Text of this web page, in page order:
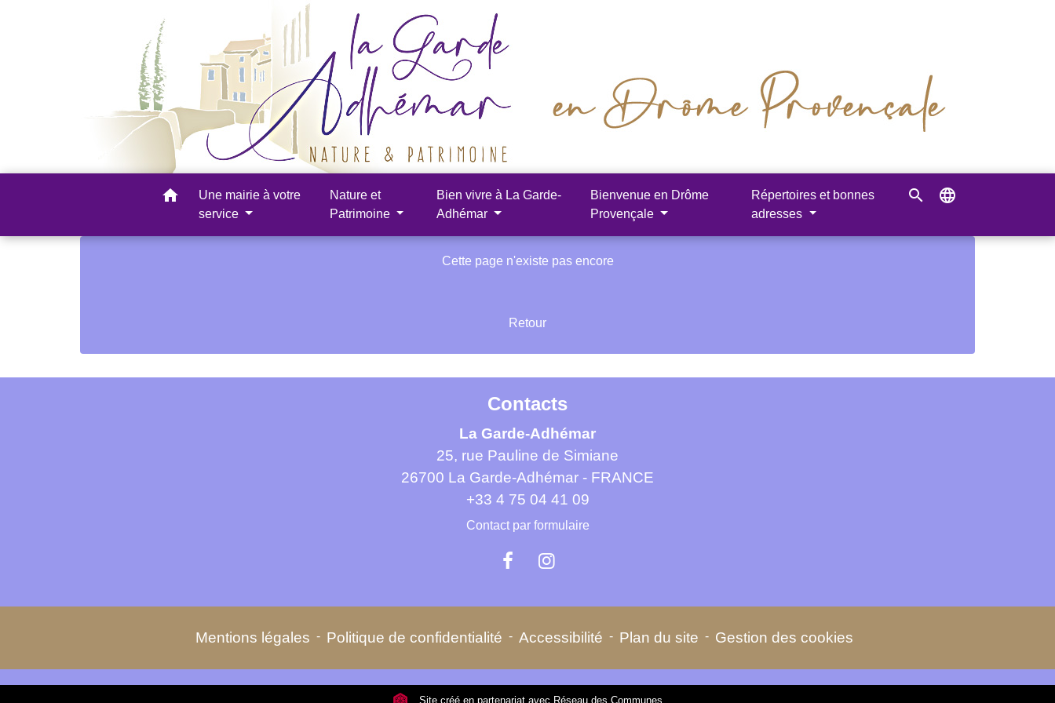
home
Une mairie à votre
service
Nature et
Patrimoine
Bien vivre à La Garde-
Adhémar
Bienvenue en Drôme
Provençale
Répertoires et bonnes
adresses
search language
Cette page n'existe pas encore
Retour
Contacts
La Garde-Adhémar
25, rue Pauline de Simiane
26700 La Garde-Adhémar - FRANCE
+33 4 75 04 41 09
Contact par formulaire
Mentions légales - Politique de confidentialité - Accessibilité - Plan du site - Gestion des cookies
Site créé en partenariat avec Réseau des Communes